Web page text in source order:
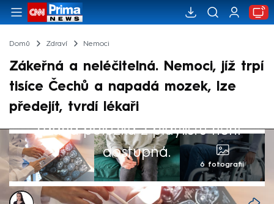
Domů Zdraví Nemoci
Zákeřná a neléčitelná. Nemoci, jíž trpí
tisíce Čechů a napadá mozek, lze
předejít, tvrdí lékaři
Žádná položka z playlistu není
dostupná.
6 fotografií
Monika Kabourková